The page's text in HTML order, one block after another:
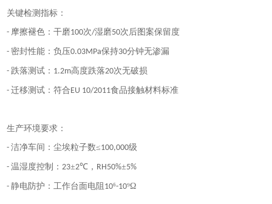
关键检测指标：
-摩擦褪色：干磨100次/湿磨50次后图案保留度
- 密封性能：负压0.03MPa保持30分钟无渗漏
-跌落测试： 1.2m高度跌落20次无破损
-迁移测试：符合EU 10/2011食品接触材料标准
生产环境要求：
-洁净车间：尘埃粒子数≤100,000级
-温湿度控制：23±2℃， RH50%±5%
-静电防护：工作台面电阻 10⁶-10⁹Ω